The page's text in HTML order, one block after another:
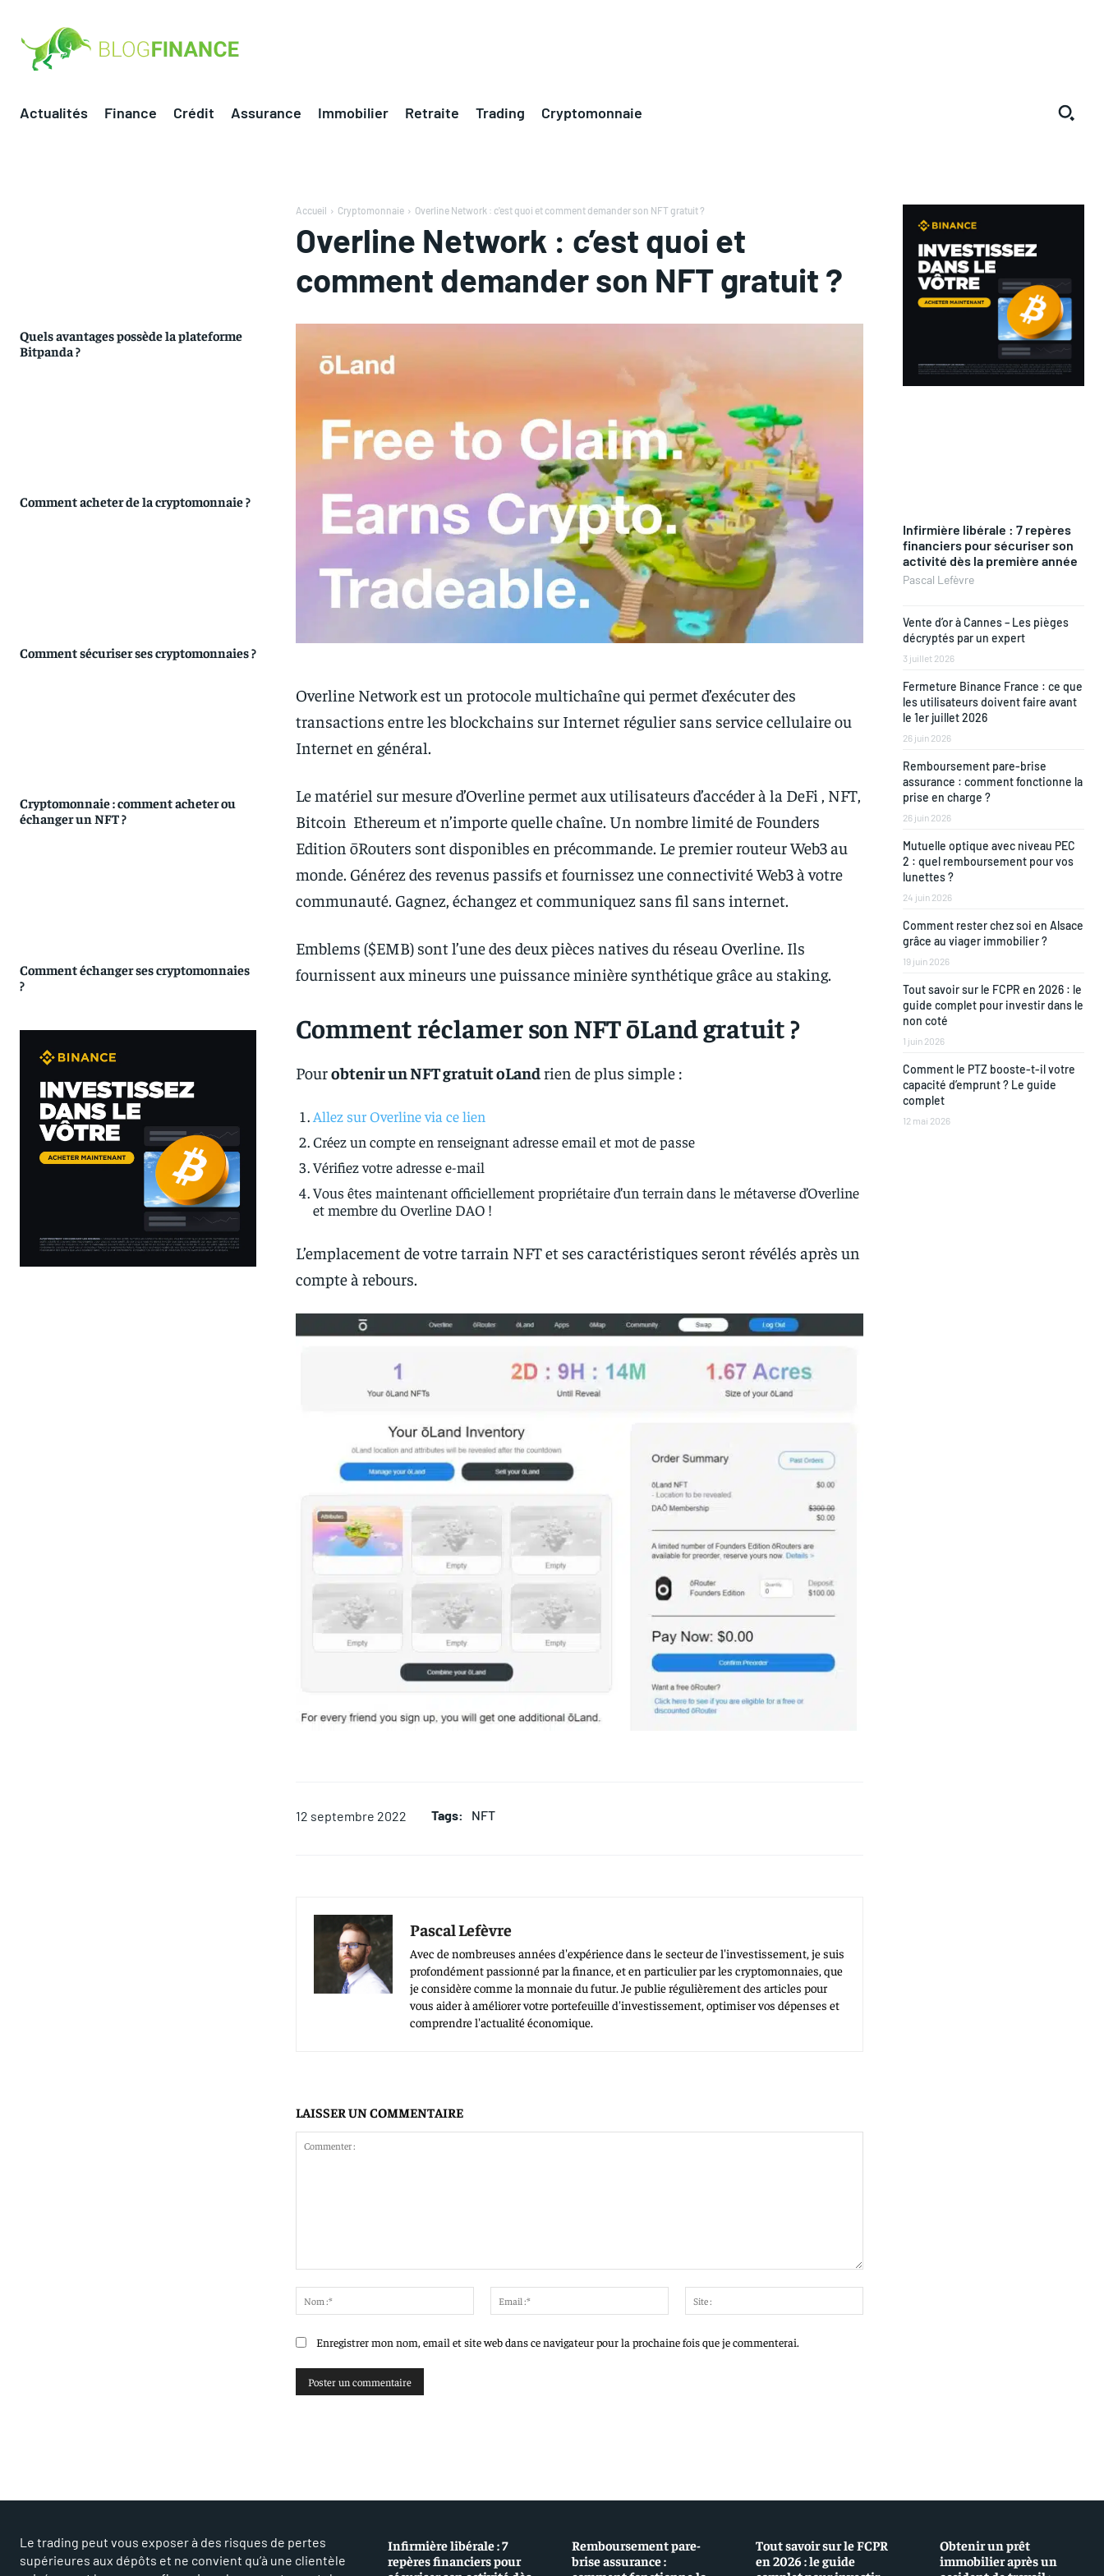
Actualités Finance Crédit Assurance Immobilier Retraite Trading Cryptomonnaie
Quels avantages possède la plateforme
Bitpanda ?
Comment acheter de la cryptomonnaie ?
Comment sécuriser ses cryptomonnaies ?
Cryptomonnaie : comment acheter ou
échanger un NFT ?
Comment échanger ses cryptomonnaies
?
Accueil Cryptomonnaie Overline Network : c'est quoi et comment demander son NFT gratuit ?
Overline Network : c’est quoi et
comment demander son NFT gratuit ?
Overline Network est un protocole multichaîne qui permet d’exécuter des
transactions entre les blockchains sur Internet régulier sans service cellulaire ou
Internet en général.
Le matériel sur mesure d’Overline permet aux utilisateurs d’accéder à la DeFi , NFT,
Bitcoin Ethereum et n’importe quelle chaîne. Un nombre limité de Founders
Edition ōRouters sont disponibles en précommande. Le premier routeur Web3 au
monde. Générez des revenus passifs et fournissez une connectivité Web3 à votre
communauté. Gagnez, échangez et communiquez sans fil sans internet.
Emblems ($EMB) sont l’une des deux pièces natives du réseau Overline. Ils
fournissent aux mineurs une puissance minière synthétique grâce au staking.
Comment réclamer son NFT ōLand gratuit ?
Pourobtenir un NFT gratuit oLand rien de plus simple :
Allez sur Overline via ce lien
Créez un compte en renseignant adresse email et mot de passe
Vérifiez votre adresse e-mail
Vous êtes maintenant officiellement propriétaire d’un terrain dans le métaverse d’Overline
et membre du Overline DAO !
L’emplacement de votre tarrain NFT et ses caractéristiques seront révélés après un
compte à rebours.
12 septembre 2022 Tags: NFT
Pascal Lefèvre
Avec de nombreuses années d'expérience dans le secteur de l'investissement, je suis
profondément passionné par la finance, et en particulier par les cryptomonnaies, que
je considère comme la monnaie du futur. Je publie régulièrement des articles pour
vous aider à améliorer votre portefeuille d'investissement, optimiser vos dépenses et
comprendre l'actualité économique.
LAISSER UN COMMENTAIRE
Nom
:*
Email
:*
:
Enregistrer mon nom, email et site web dans ce navigateur pour la prochaine fois que je commenterai.
Infirmière libérale : 7 repères
financiers pour sécuriser son
activité dès la première année
Pascal Lefèvre
Vente d’or à Cannes – Les pièges
décryptés par un expert
3 juillet 2026
Fermeture Binance France : ce que
les utilisateurs doivent faire avant
le 1er juillet 2026
26 juin 2026
Remboursement pare-brise
assurance : comment fonctionne la
prise en charge ?
26 juin 2026
Mutuelle optique avec niveau PEC
2 : quel remboursement pour vos
lunettes ?
24 juin 2026
Comment rester chez soi en Alsace
grâce au viager immobilier ?
19 juin 2026
Tout savoir sur le FCPR en 2026 : le
guide complet pour investir dans le
non coté
1 juin 2026
Comment le PTZ booste-t-il votre
capacité d’emprunt ? Le guide
complet
12 mai 2026
Le trading peut vous exposer à des risques de pertes
supérieures aux dépôts et ne convient qu’à une clientèle
Infirmière libérale : 7
repères financiers pour
Remboursement pare-
brise assurance :
Tout savoir sur le FCPR
en 2026 : le guide
Obtenir un prêt
immobilier après un